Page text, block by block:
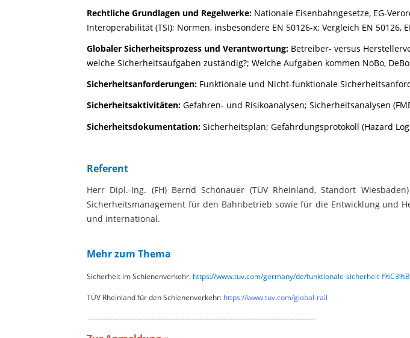
Rechtliche Grundlagen und Regelwerke: Nationale Eisenbahngesetze, EG-
Interoperabilität (TSI); Normen, insbesondere EN 50126-x; Vergleich EN 50126,
Globaler Sicherheitsprozess und Verantwortung: Betreiber- versus
welche Sicherheitsaufgaben zuständig?; Welche Aufgaben kommen NoBo,
Sicherheitsanforderungen: Funktionale und Nicht-funktionale
Sicherheitsaktivitäten: Gefahren- und Risikoanalysen; Sicherheitsanalysen
Sicherheitsdokumentation: Sicherheitsplan; Gefährdungsprotokoll (Hazard
Referent
Herr Dipl.-Ing. (FH) Bernd Schönauer (TÜV Rheinland, Standort
Sicherheitsmanagement für den Bahnbetrieb sowie für die Entwicklung und
und international.
Mehr zum Thema
Sicherheit im Schienenverkehr: https://www.tuv.com/germany/de/funktionale-sicherheit-
TÜV Rheinland für den Schienenverkehr: https://www.tuv.com/global-rail
----------------------------------------------------------------------------------------------